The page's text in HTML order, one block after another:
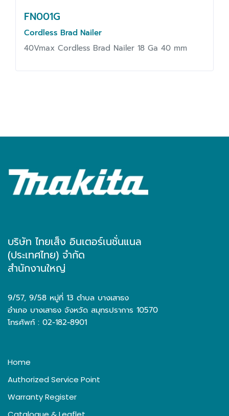
FN001G
Cordless Brad Nailer
40Vmax Cordless Brad Nailer 18 Ga 40 mm
บริษัท ไทยเส็ง อินเตอร์เนชั่นแนล
(ประเทศไทย) จำกัด
สำนักงานใหญ่
9/57, 9/58 หมู่ที่ 13 ตำบล บางเสาธง
อำเภอ บางเสาธง จังหวัด สมุทรปราการ 10570
โทรศัพท์ : 02-182-8901
Home
Authorized Service Point
Warranty Register